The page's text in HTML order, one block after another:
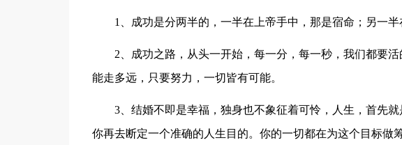
1、成功是分两半的，一半在上帝手中，那是宿命；另一半
2、成功之路，从头一开始，每一分，每一秒，我们都要
能走多远，只要努力，一切皆有可能。
3、结婚不即是幸福，独身也不象征着可怜，人生，首先
你再去断定一个准确的人生目的。你的一切都在为这个目标做